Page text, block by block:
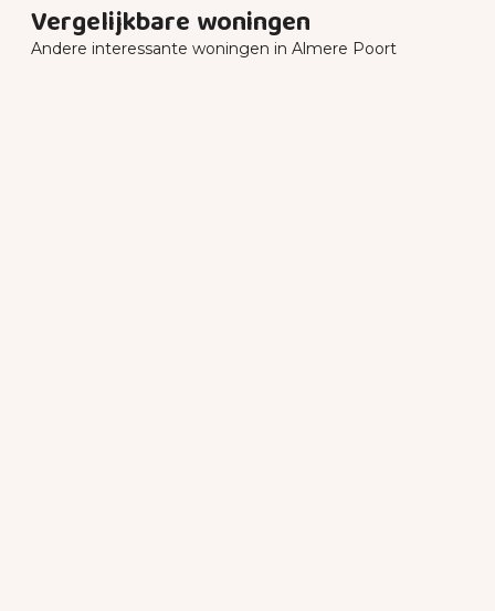
Vergelijkbare woningen
Andere interessante woningen in Almere Poort